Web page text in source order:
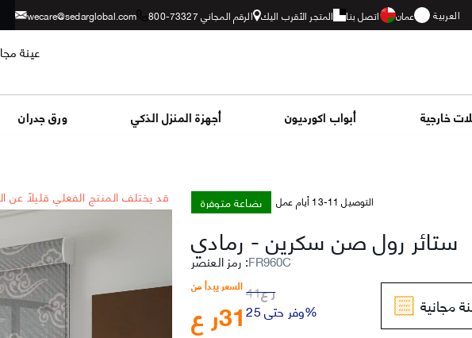
wecare@sedarglobal.com الرقم المجاني 73327-800 المتجر الأقرب اليك اتصل بنا عمان العربية
عينة
ورق جدران أجهزة المنزل الذكي أبواب اكورديون خارجية
*قد يختلف المنتج الفعلي قليلاً عن بضاعة متوفرة التوصيل 11-13 أيام عمل
ستائر رول صن سكرين- رمادي
:FR960C
السعر يبدأ من
ر ع31
ر ع41
وفر حتى 25%
مجانية